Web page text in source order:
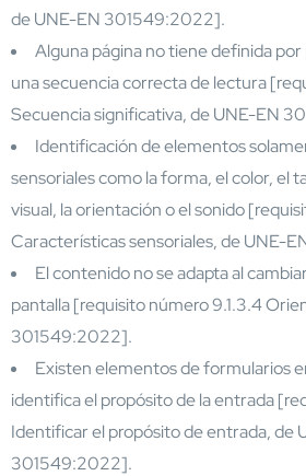
de UNE-EN 301549:2022].
Alguna página no tiene definida
una secuencia correcta de lectura
Secuencia significativa, de UNE-EN
Identificación de elementos
sensoriales como la forma, el color, el
visual, la orientación o el sonido
Características sensoriales, de UNE-
El contenido no se adapta al
pantalla [requisito número 9.1.3.4
301549:2022].
Existen elementos de formularios
identifica el propósito de la entrada
Identificar el propósito de entrada, de
301549:2022].